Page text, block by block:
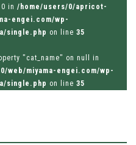
わせ
気軽にどうぞ
8221
in /home/users/0/apricot-
engei.com/wp-
single.php on line 35
"cat_name" on null in
web/miyama-engei.com/wp-
single.php on line 35